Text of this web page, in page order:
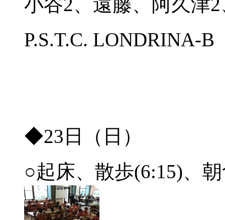
小谷2、遠藤、阿久津
P.S.T.C. LONDRINA-
◆23日（日）
○起床、散歩(6:15)、